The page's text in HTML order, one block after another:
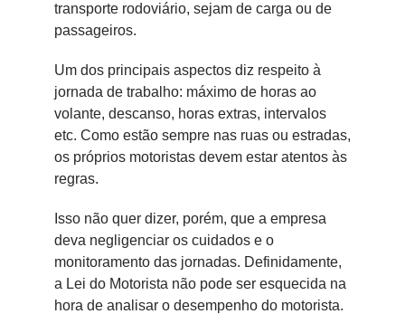
transporte rodoviário, sejam de carga ou de
passageiros.
Um dos principais aspectos diz respeito à
jornada de trabalho: máximo de horas ao
volante, descanso, horas extras, intervalos
etc. Como estão sempre nas ruas ou estradas,
os próprios motoristas devem estar atentos às
regras.
Isso não quer dizer, porém, que a empresa
deva negligenciar os cuidados e o
monitoramento das jornadas. Definidamente,
a Lei do Motorista não pode ser esquecida na
hora de analisar o desempenho do motorista.